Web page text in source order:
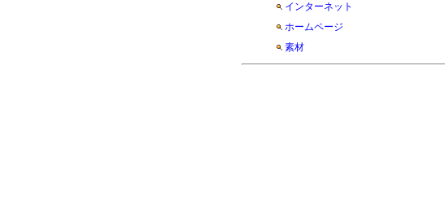
インターネット
ホームページ
素材